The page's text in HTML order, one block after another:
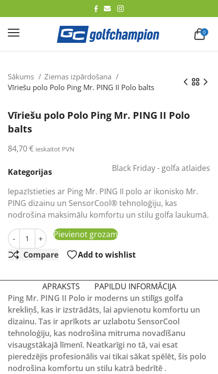
0
Sākums
Ziemas izpārdošana
Vīriešu polo Polo Ping Mr. PING II Polo balts
Vīriešu polo Polo Ping Mr. PING II Polo
balts
84,70€ ieskaitot PVN
Kategorijas Black Friday - golfa atlaides
Iepazīstieties ar Ping Mr. PING II polo ar ikonisko Mr.
PING dizainu un SensorCool® tehnoloģiju, kas
nodrošina maksimālu komfortu un stilu golfa laukumā.
-
Vīriešu polo Polo Ping Mr. PING II Polo balts daudzums
+
Pievienot grozam
Compare
Add to wishlist
APRAKSTS
PAPILDU INFORMĀCIJA
Ping Mr. PING II Polo ir moderns un stilīgs golfa
krekliņš, kas ir izstrādāts, lai apvienotu komfortu un
dizainu. Tas ir aprīkots ar uzlabotu SensorCool
tehnoloģiju, kas nodrošina mitruma novadīšanu
visaugstākajā līmenī. Neatkarīgi no tā, vai esat
pieredzējis profesionālis vai tikai sākat spēlēt, šis polo
nodrošina komfortu un stilu katrā bedrītē .